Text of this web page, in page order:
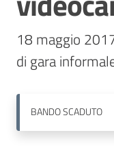
appaltanti
Contatti
18 maggio
di gara
BANDOSCADUTO